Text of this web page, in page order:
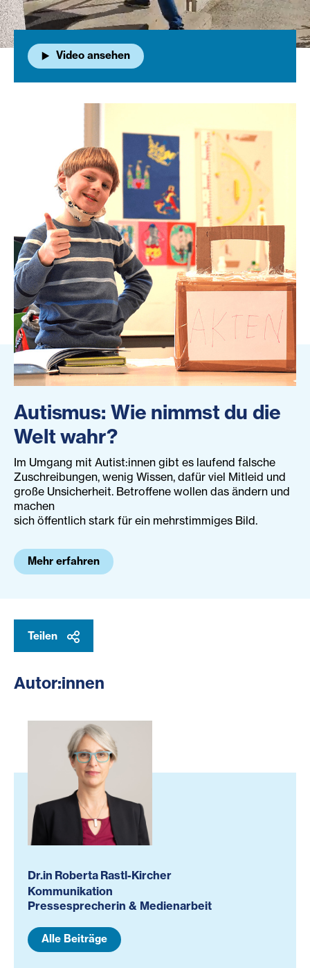
Video ansehen
Autismus: Wie nimmst du die
Welt wahr?
Im Umgang mit Autist:innen gibt es laufend falsche
Zuschreibungen, wenig Wissen, dafür viel Mitleid und
große Unsicherheit. Betroffene wollen das ändern und
machen
sich öffentlich stark für ein mehrstimmiges Bild.
Mehr erfahren
Teilen
Autor:innen
Dr.in Roberta Rastl-Kircher
Kommunikation
Pressesprecherin & Medienarbeit
Alle Beiträge